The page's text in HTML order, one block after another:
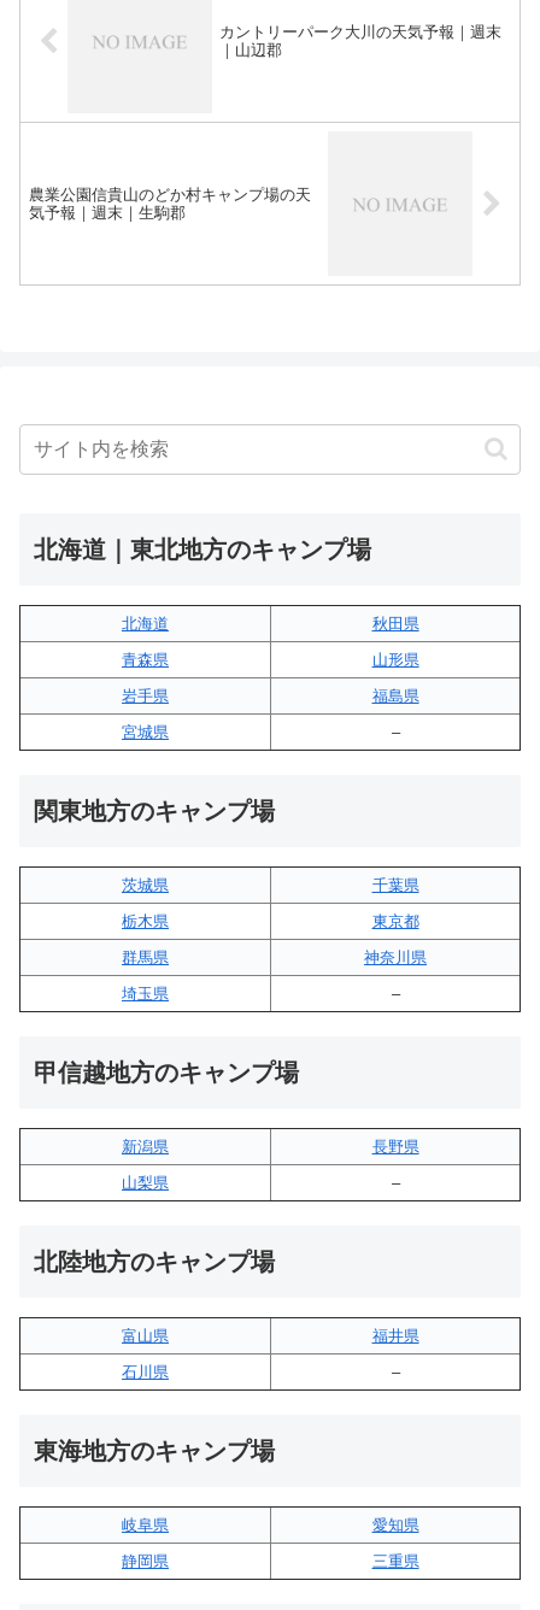
カントリーパーク大川の天気予報｜週末
｜山辺郡
農業公園信貴山のどか村キャンプ場の天
気予報｜週末｜生駒郡
北海道｜東北地方のキャンプ場
北海道
秋田県
青森県
山形県
岩手県
福島県
宮城県
–
関東地方のキャンプ場
茨城県
千葉県
栃木県
東京都
群馬県
神奈川県
埼玉県
–
甲信越地方のキャンプ場
新潟県
長野県
山梨県
–
北陸地方のキャンプ場
富山県
福井県
石川県
–
東海地方のキャンプ場
岐阜県
愛知県
静岡県
三重県